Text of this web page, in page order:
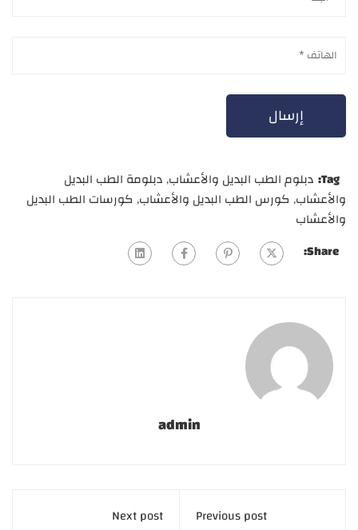
Tag: دبلوم الطب البديل والأعشاب,دبلومة الطب البديل
والأعشاب, كورس الطب البديل والأعشاب, كورسات الطب البديل
والأعشاب
Share:
admin
Previous post
Next post